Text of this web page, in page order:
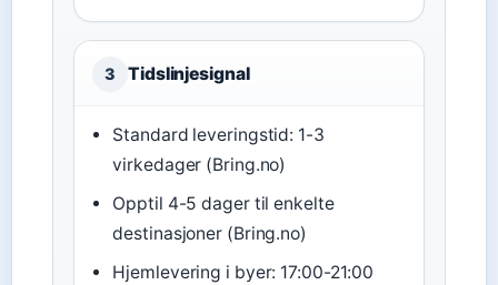
3 Tidslinjesignal
Standard leveringstid: 1-3
virkedager (Bring.no)
Opptil 4-5 dager til enkelte
destinasjoner (Bring.no)
Hjemlevering i byer: 17:00-21:00